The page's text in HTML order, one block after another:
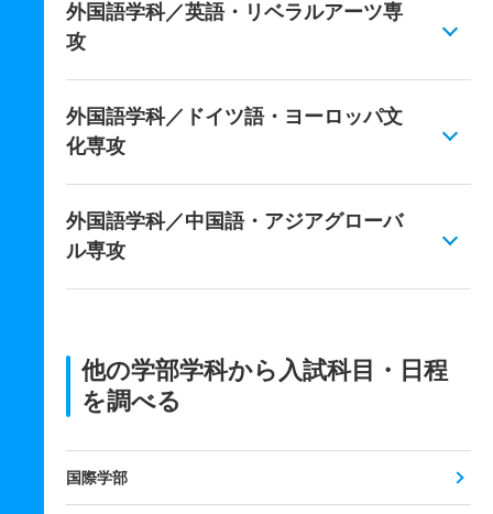
外国語学科／英語・リベラルアーツ専
攻
外国語学科／ドイツ語・ヨーロッパ文
化専攻
外国語学科／中国語・アジアグローバ
ル専攻
他の学部学科から入試科目・日程
を調べる
国際学部